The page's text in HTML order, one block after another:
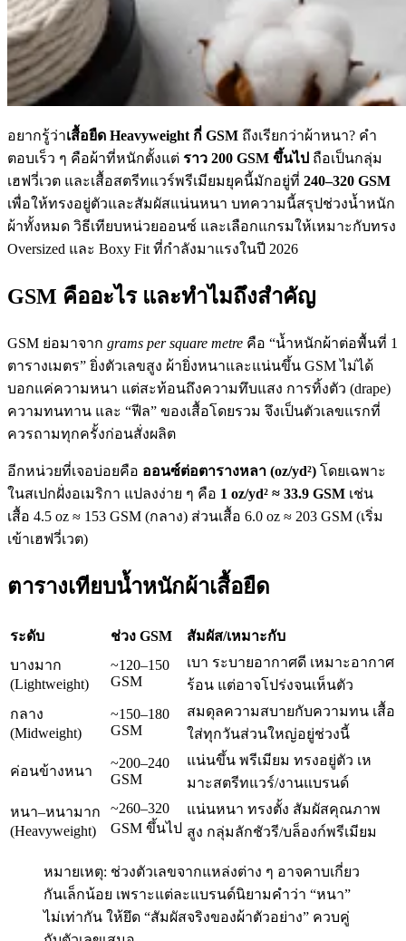
อยากรู้ว่าเสื้อยืด Heavyweight กี่ GSM ถึงเรียกว่าผ้าหนา? คำ
ตอบเร็ว ๆ คือผ้าที่หนักตั้งแต่ ราว 200 GSM ขึ้นไป ถือเป็นกลุ่ม
เฮฟวี่เวต และเสื้อสตรีทแวร์พรีเมียมยุคนี้มักอยู่ที่ 240–320 GSM
เพื่อให้ทรงอยู่ตัวและสัมผัสแน่นหนา บทความนี้สรุปช่วงน้ำหนัก
ผ้าทั้งหมด วิธีเทียบหน่วยออนซ์ และเลือกแกรมให้เหมาะกับทรง
Oversized และ Boxy Fit ที่กำลังมาแรงในปี 2026
GSM คืออะไร และทำไมถึงสำคัญ
GSM ย่อมาจาก grams per square metre คือ “น้ำหนักผ้าต่อพื้นที่ 1
ตารางเมตร” ยิ่งตัวเลขสูง ผ้ายิ่งหนาและแน่นขึ้น GSM ไม่ได้
บอกแค่ความหนา แต่สะท้อนถึงความทึบแสง การทิ้งตัว (drape)
ความทนทาน และ “ฟีล” ของเสื้อโดยรวม จึงเป็นตัวเลขแรกที่
ควรถามทุกครั้งก่อนสั่งผลิต
อีกหน่วยที่เจอบ่อยคือ ออนซ์ต่อตารางหลา (oz/yd²) โดยเฉพาะ
ในสเปกฝั่งอเมริกา แปลงง่าย ๆ คือ 1 oz/yd² ≈ 33.9 GSM เช่น
เสื้อ 4.5 oz ≈ 153 GSM (กลาง) ส่วนเสื้อ 6.0 oz ≈ 203 GSM (เริ่ม
เข้าเฮฟวี่เวต)
ตารางเทียบน้ำหนักผ้าเสื้อยืด
ระดับ ช่วง GSM
สัมผัส/เหมาะกับ
บางมาก
(Lightweight)
~120–150
GSM
เบา ระบายอากาศดี เหมาะอากาศ
ร้อน แต่อาจโปร่งจนเห็นตัว
กลาง
(Midweight)
~150–180
GSM
สมดุลความสบายกับความทน เสื้อ
ใส่ทุกวันส่วนใหญ่อยู่ช่วงนี้
ค่อนข้างหนา
~200–240
GSM
แน่นขึ้น พรีเมียม ทรงอยู่ตัว เห
มาะสตรีทแวร์/งานแบรนด์
หนา–หนามาก
(Heavyweight)
~260–320
GSM ขึ้นไป
แน่นหนา ทรงตั้ง สัมผัสคุณภาพ
สูง กลุ่มลักชัวรี/บล็องก์พรีเมียม
หมายเหตุ: ช่วงตัวเลขจากแหล่งต่าง ๆ อาจคาบเกี่ยว
กันเล็กน้อย เพราะแต่ละแบรนด์นิยามคำว่า “หนา”
ไม่เท่ากัน ให้ยึด “สัมผัสจริงของผ้าตัวอย่าง” ควบคู่